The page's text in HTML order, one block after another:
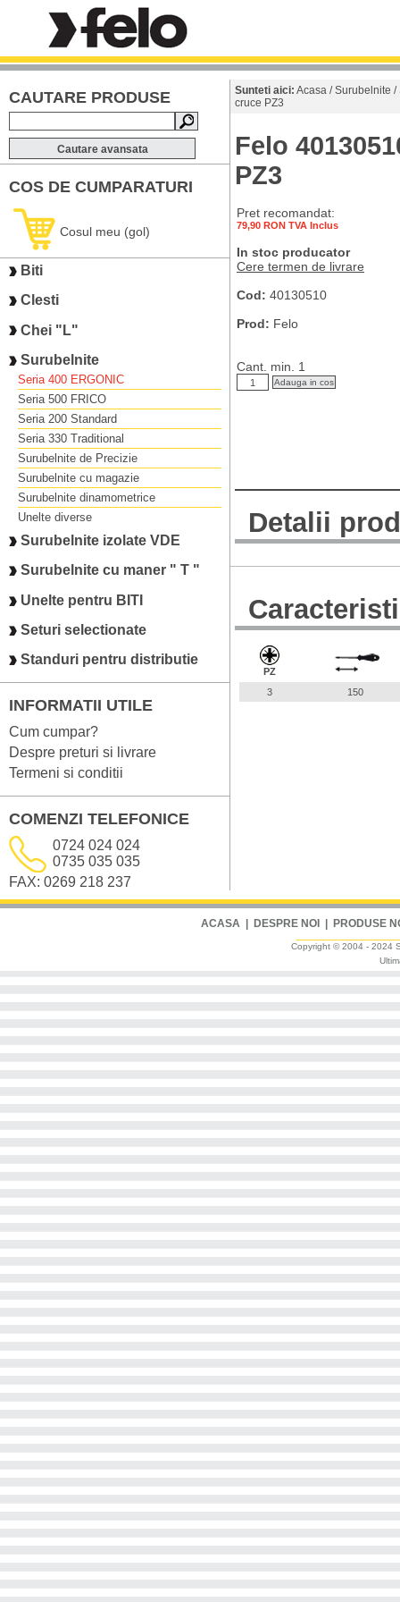
CAUTARE PRODUSE
Cautare avansata
COS DE CUMPARATURI
Cosul meu (gol)
Biti
Clesti
Chei "L"
Surubelnite
Seria 400 ERGONIC
Seria 500 FRICO
Seria 200 Standard
Seria 330 Traditional
Surubelnite de Precizie
Surubelnite cu magazie
Surubelnite dinamometrice
Unelte diverse
Surubelnite izolate VDE
Surubelnite cu maner " T "
Unelte pentru BITI
Seturi selectionate
Standuri pentru distributie
INFORMATII UTILE
Cum cumpar?
Despre preturi si livrare
Termeni si conditii
COMENZI TELEFONICE
0724 024 024
0735 035 035
FAX: 0269 218 237
Sunteti aici: Acasa /Surubelnite /
cruce PZ3
Felo
PZ3
Pret recomandat:
79,90 RON TVA Inclus
In stoc producator
Cere termen de livrare
Cod: 40130510
Prod: Felo
Cant. min. 1
Detalii
PZ
3
150
ACASA | DESPRE NOI| PRODUSE
Copyright © 2004 - 2024